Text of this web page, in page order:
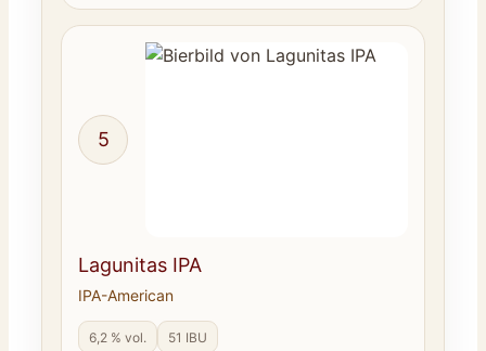
5
Lagunitas IPA
IPA-American
6,2 % vol. 51 IBU